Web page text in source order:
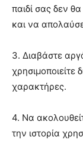
παιδί σας δεν
και να
3. Διαβάστε
χρησιµοποιείτε
χαρακτήρες.
4. Να
την ιστορία